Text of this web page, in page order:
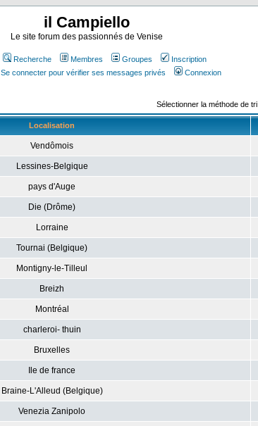
il Campiello
Le site forum des passionnés de Venise
Recherche Membres Groupes
Inscription
Se connecter pour vérifier ses messages privés Connexion
Sélectionner la méthode de tri
Localisation
Vendômois
Lessines-Belgique
pays d'Auge
Die (Drôme)
Lorraine
Tournai (Belgique)
Montigny-le-Tilleul
Breizh
Montréal
charleroi- thuin
Bruxelles
Ile de france
Braine-L'Alleud (Belgique)
Venezia Zanipolo